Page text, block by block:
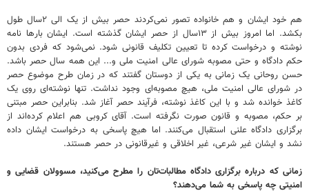
هم خود ایشان و هم خانواده تصور نمی‌کردند حصر بیش از یک الی ۲سال طول
بکشد. اما امروز بیش از ۱۳سال از حصر ایشان گذشته است. ایشان بارها نامه
نوشته و درخواست کرده تا تعیین تکلیف قانونی شود. نمی‌شود که فردی بدون
حکم دادگاه و حتی مصوبه شورای عالی امنیت ملی و... این همه سال حصر باشد.
حسن روحانی یک زمانی به یکی از دوستان گفتند که در زمان طرح موضوع حصر
در شورای عالی امنیت ملی، هیچ مصوبه‌ای وجود نداشت. تنها نوشته‌ای روی یک
کاغذ خوانده شد و با این کاغذ نوشته، فرآیند حصر آغاز شد. بنابراین حصر مبتنی
بر حکم، مصوبه و قانون صورت نگرفته است. آقای کروبی هم اعلام کرده‌اند از
برگزاری دادگاه علنی استقبال می‌کنند. اما هیچ پاسخی به درخواست ایشان داده
نشد و ایشان غیر شرعی، غیر اخلاقی و غیرقانونی در حصر هستند.
‌زمانی که درباره برگزاری دادگاه مطالبات‌تان را مطرح می‌کنید، مسوولان قضایی و
امنیتی چه پاسخی به شما می‌دهند؟